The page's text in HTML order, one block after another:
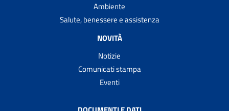
Ambiente
Salute, benessere e assistenza
NOVITÀ
Notizie
Comunicati stampa
Eventi